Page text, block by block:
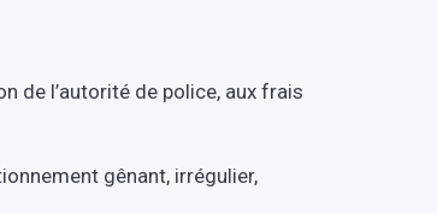
de l’autorité de police, aux frais
gênant, irrégulier,